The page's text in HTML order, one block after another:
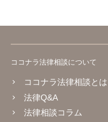
ココナラ法律相談について
ココナラ法律相談とは
法律Q&A
法律相談コラム